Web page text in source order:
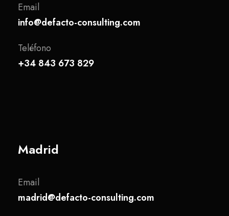
Email
info@defacto-consulting.com
Teléfono
+34 843 673 829
Madrid
Email
madrid@defacto-consulting.com